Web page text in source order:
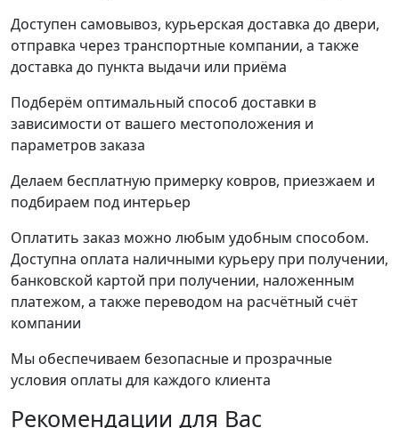
Доступен самовывоз, курьерская доставка до двери,
отправка через транспортные компании, а также
доставка до пункта выдачи или приёма
Подберём оптимальный способ доставки в
зависимости от вашего местоположения и
параметров заказа
Делаем бесплатную примерку ковров, приезжаем и
подбираем под интерьер
Оплатить заказ можно любым удобным способом.
Доступна оплата наличными курьеру при получении,
банковской картой при получении, наложенным
платежом, а также переводом на расчётный счёт
компании
Мы обеспечиваем безопасные и прозрачные
условия оплаты для каждого клиента
Рекомендации для Вас